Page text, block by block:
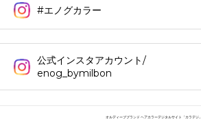
#エノグカラー
公式インスタアカウント/
enog_bymilbon
オルディーブブランド ヘアカラーデジタルサイト「カラデジ」